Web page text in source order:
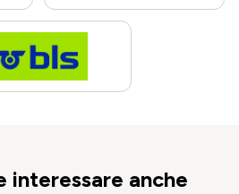
interessare anche